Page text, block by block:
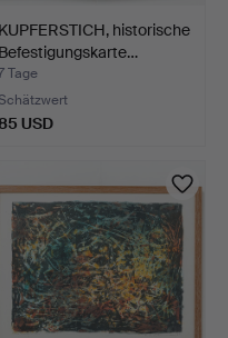
KUPFERSTICH, historische
Befestigungskarte…
Tage
USD